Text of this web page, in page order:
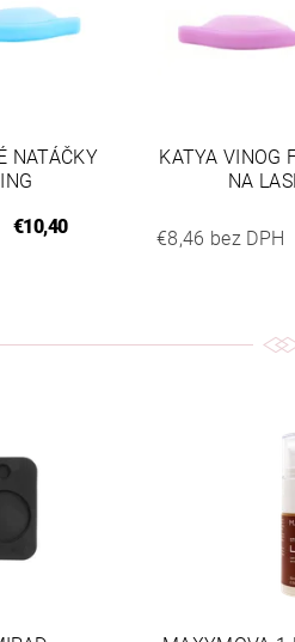
NATÁČKY
€10,40
KATYA VINOG
NA
€8,46 bez DPH